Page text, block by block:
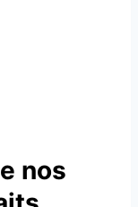
nos